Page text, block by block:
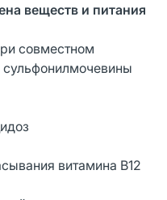
веществ и питания
совместном
витамина B12